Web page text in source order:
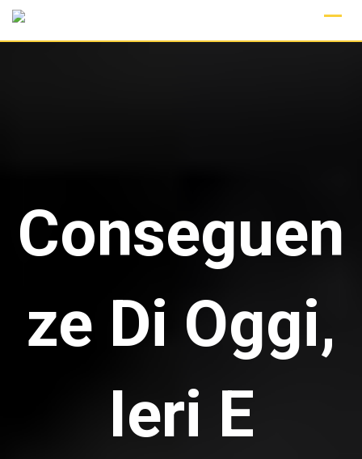
Skip
Conseguen
ze Di Oggi,
Ieri E